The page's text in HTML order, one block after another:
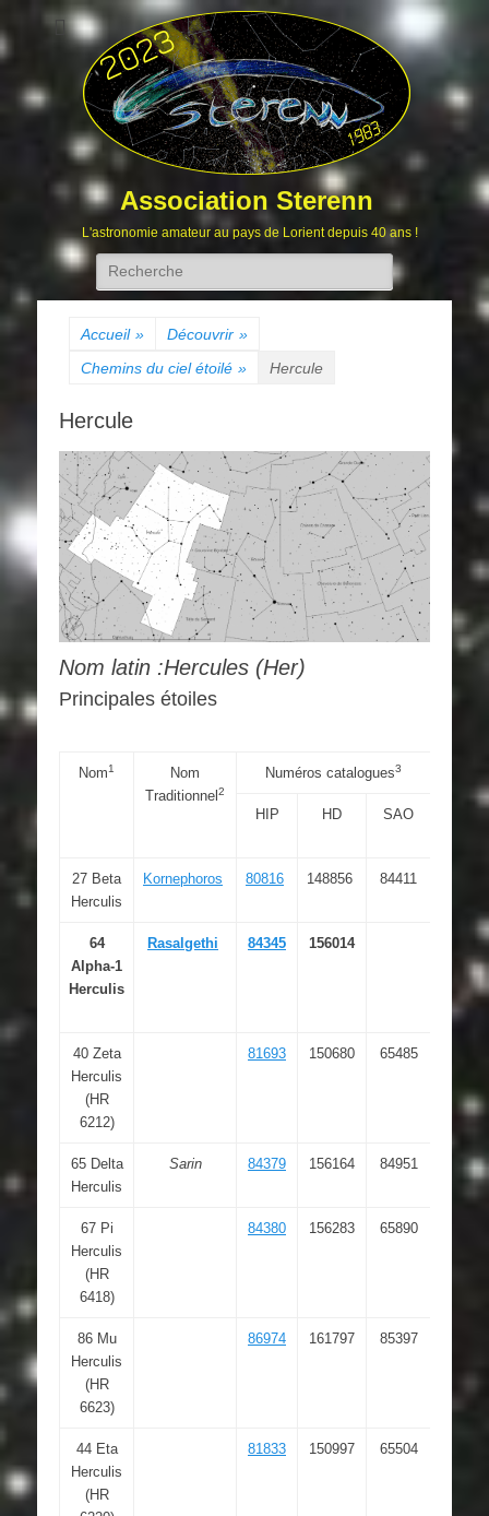
Association Sterenn
L'astronomie amateur au pays de Lorient depuis 40 ans !
Rechercher :
Accueil » Découvrir »
Chemins du ciel étoilé » Hercule
Hercule
Nom latin :Hercules (Her)
Principales étoiles
Nom1
Nom
Traditionnel 2
Numéros catalogues3
HIP HD SAO
27 Beta
Herculis
Kornephoros 80816 148856 84411
64
Alpha-1
Herculis
Rasalgethi 84345 156014
17 14
40 Zeta
Herculis
(HR
6212)
81693 150680 65485
65 Delta
Herculis
Sarin 84379 156164 84951
17 15
67 Pi
Herculis
(HR
6418)
84380 156283 65890
86 Mu
Herculis
(HR
6623)
86974 161797 85397
44 Eta
Herculis
(HR
81833 150997 65504